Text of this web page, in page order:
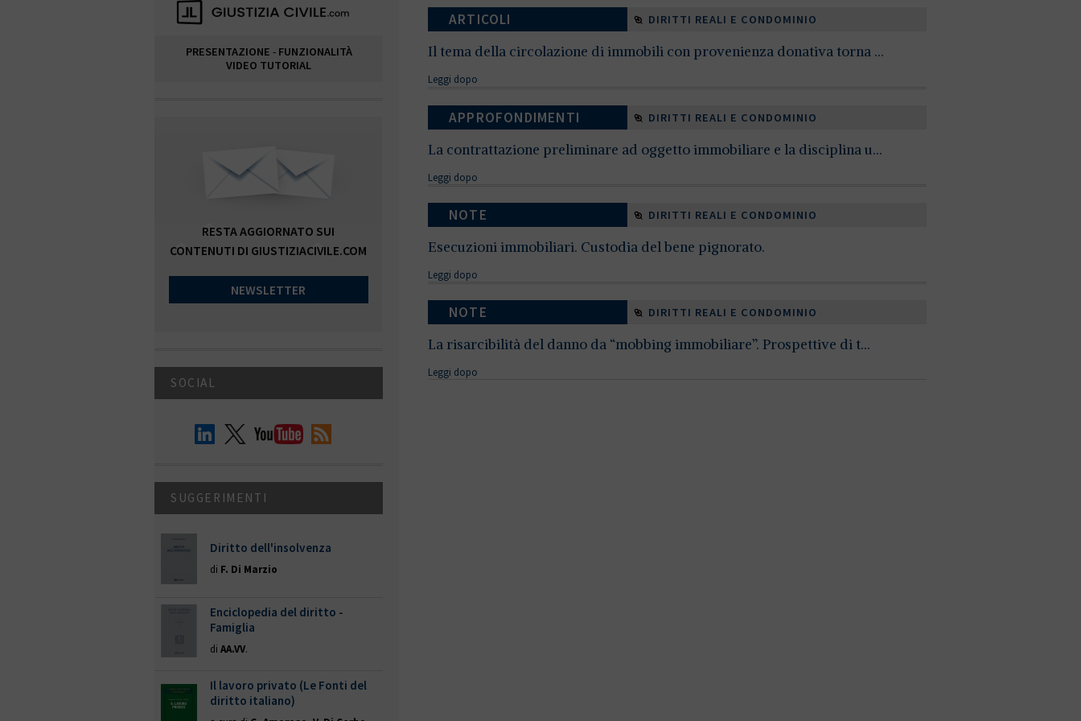
ARTICOLI DIRITTI REALI E CONDOMINIO
Il tema della circolazione di immobili con provenienza donativa torna ...
Leggi dopo
APPROFONDIMENTI DIRITTI REALI E CONDOMINIO
La contrattazione preliminare ad oggetto immobiliare e la disciplina u...
Leggi dopo
NOTE DIRITTI REALI E CONDOMINIO
Esecuzioni immobiliari. Custodia del bene pignorato.
Leggi dopo
NOTE DIRITTI REALI E CONDOMINIO
La risarcibilità del danno da “mobbing immobiliare”. Prospettive di t...
Leggi dopo
PRESENTAZIONE - FUNZIONALITÀ
VIDEO TUTORIAL
RESTA AGGIORNATO SUI
CONTENUTI DI GIUSTIZIACIVILE.COM
NEWSLETTER
SOCIAL
SUGGERIMENTI
Diritto dell'insolvenza
di F. Di Marzio
Enciclopedia del diritto -
Famiglia
di AA.VV.
Il lavoro privato (Le Fonti del
diritto italiano)